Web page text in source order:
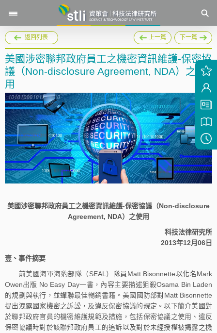
返回列表 上一篇 下一篇
美國涉密聯邦政府員工之機密資訊維護-保密協
議（Non-disclosure Agreement, NDA）之使
用
美國涉密聯邦政府員工之機密資訊維護-保密協議（Non-disclosure
Agreement, NDA）之使用
科技法律研究所
2013年12月06日
壹、事件摘要
前美國海軍海豹部隊（SEAL）隊員Matt Bisonnette以化名Mark
Owen出版 No Easy Day一書，內容主要描述狙殺Osama Bin Laden
的規劃與執行，並蟬聯最佳暢銷書籍。美國國防部對Matt Bisonnette
提出洩露國家機密之訴訟，及違反保密協議的規定。以下簡介美國對
於聯邦政府官員的機密維護規範及措施，包括保密協議之使用、違反
保密協議時對於該聯邦政府員工的追訴以及對於未經授權被揭露之機